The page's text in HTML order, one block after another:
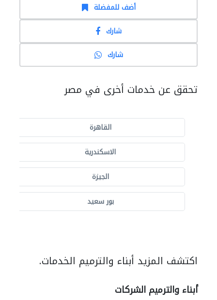
أضف للمفضلة
شارك
شارك
تحقق عن خدمات أخرى في مصر
القاهرة
الاسكندرية
الجيزة
بور سعيد
اكتشف المزيد أبناء والترميم الخدمات.
أبناء والترميم الشركات